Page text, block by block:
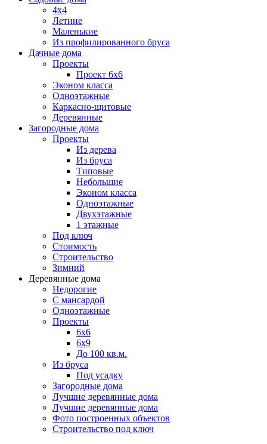
4х4
Летние
Маленькие
Из профилированного бруса
Дачные дома
Проекты
Проект 6х6
Эконом класса
Одноэтажные
Каркасно-щитовые
Деревянные
Загородные дома
Проекты
Из дерева
Из бруса
Типовые
Небольшие
Эконом класса
Одноэтажные
Двухэтажные
1 этажные
Под ключ
Стоимость
Строительство
Зимний
Деревянные дома
Недорогие
С мансардой
Одноэтажные
Проекты
6х6
6х9
До 100 кв.м.
Из бруса
Под усадку
Загородные дома
Лучшие деревянные дома
Лучшие деревянные дома
Фото построенных объектов
Строительство под ключ